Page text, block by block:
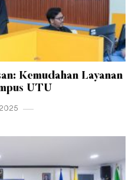
Kemudahan Layanan
UTU
2025